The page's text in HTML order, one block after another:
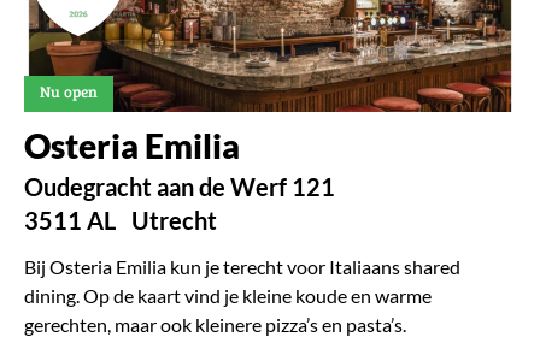
Nu open
Osteria Emilia
Oudegracht aan de Werf 121
3511 AL Utrecht
Bij Osteria Emilia kun je terecht voor Italiaans shared
dining. Op de kaart vind je kleine koude en warme
gerechten, maar ook kleinere pizza’s en pasta’s.